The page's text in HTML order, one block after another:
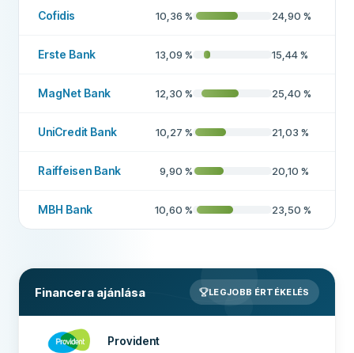
Hitelközvetítő Nem
Kamatmentes kölcsön Nem
Nem
Többet erről a cégről
Cofidis 10,36 % 24,90 %
Erste Bank 13,09 % 15,44%
MagNet Bank 12,30 % 25,40 %
UniCredit Bank 10,27 % 21,03 %
Raiffeisen Bank 9,90 % 20,10 %
MBH Bank 10,60 % 23,50 %
Financera ajánlása LEGJOBB ÉRTÉKELÉS
Provident